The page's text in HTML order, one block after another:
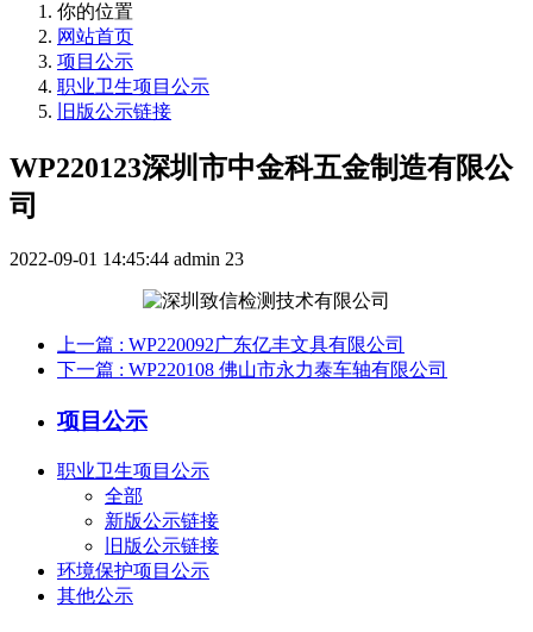
你的位置
网站首页
项目公示
职业卫生项目公示
旧版公示链接
WP220123深圳市中金科五金制造有限公
司
2022-09-01 14:45:44 admin 23
上一篇 : WP220092广东亿丰文具有限公司
下一篇 : WP220108 佛山市永力泰车轴有限公司
项目公示
职业卫生项目公示
全部
新版公示链接
旧版公示链接
环境保护项目公示
其他公示